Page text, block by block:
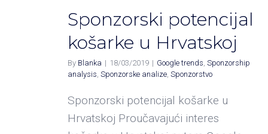
Sponzorski potencijal
košarke u Hrvatskoj
By Blanka | 18/03/2019 | Google trends Sponzorship
analysis Sponzorske analize Sponzorstvo
Sponzorski potencijal košarke u
Hrvatskoj Proučavajući interes